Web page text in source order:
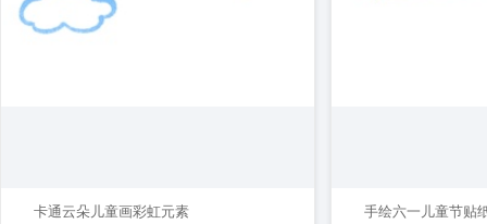
卡通云朵儿童画彩虹元素